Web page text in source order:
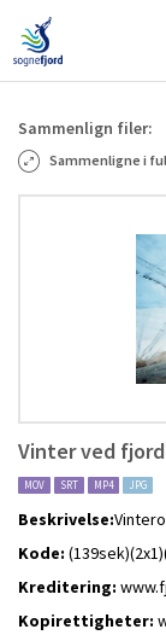
Sammenlign filer:
Sammenligne i
Vinter ved
MOV SRT MP4 JPG
Beskrivelse:
Kode:
Kreditering:
Kopirettigheter: